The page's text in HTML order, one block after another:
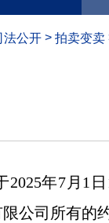
法公开 > 拍卖变卖
2025年7月1
公司所有的